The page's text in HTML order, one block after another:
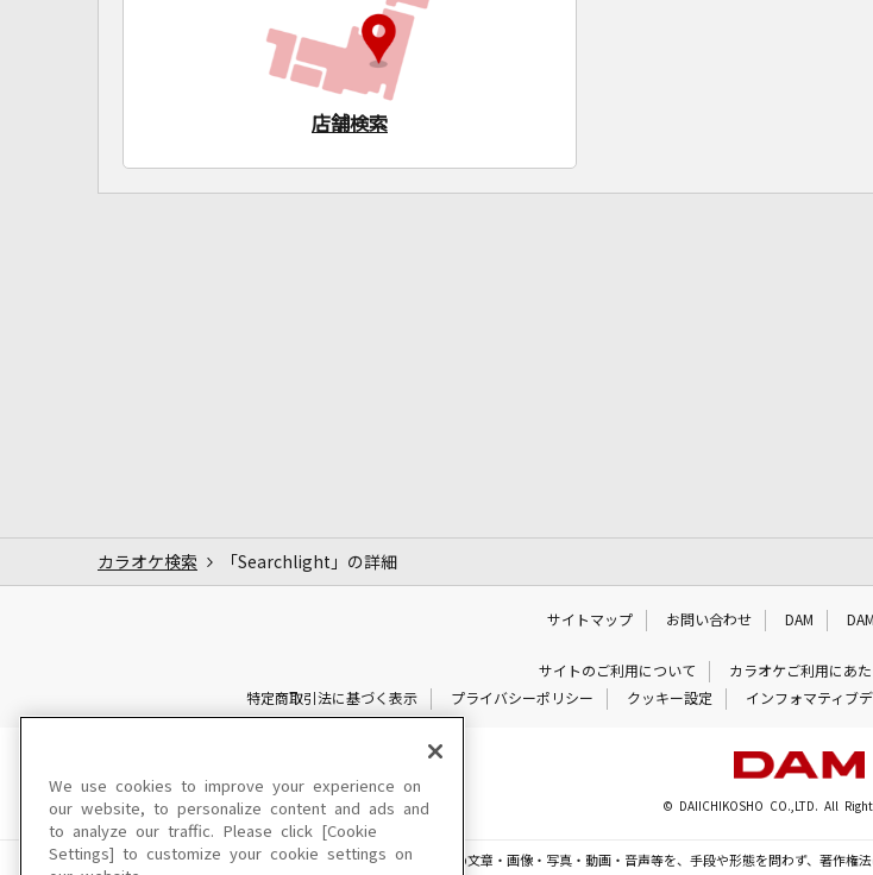
店舗検索
カラオケ検索 「Searchlight」の詳細
サイトマップ お問い合わせ DAM
サイトのご利用について カラオケご利用にあ
特定商取引法に基づく表示
プライバシーポリシー クッキー設定 インフォマティブ
© DAIICHIKOSHO CO.,LTD. All
このサイトに掲載されている一切の文章・画像・写真・動画・音声等を、手段や形態を問わず、著作権
We use cookies to improve your experience on
our website, to personalize content and ads and
to analyze our traffic. Please click [Cookie
Settings] to customize your cookie settings on